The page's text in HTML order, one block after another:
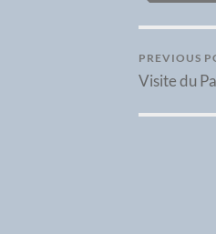
PREVIOUS
Visite du